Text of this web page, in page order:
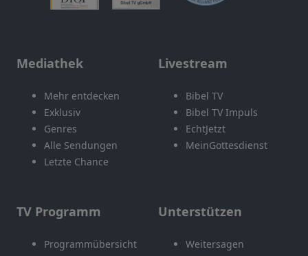
Mediathek
Mehr entdecken
Exklusiv
Genres
Alle Sendungen
Letzte Chance
Livestream
Bibel TV
Bibel TV Impuls
EchtJetzt
MeinGottesdienst
TV Programm
Programmübersicht
Unterstützen
Weitersagen